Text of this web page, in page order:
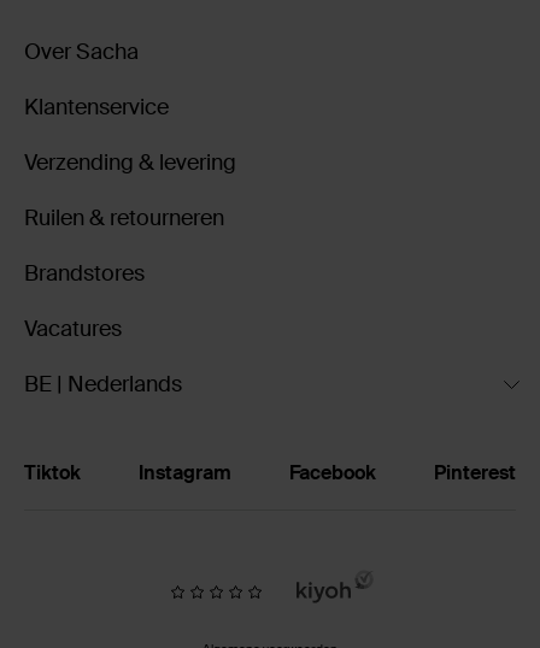
Over Sacha
Klantenservice
Verzending & levering
Ruilen & retourneren
Brandstores
Vacatures
BE | Nederlands
Tiktok Instagram Facebook Pinterest